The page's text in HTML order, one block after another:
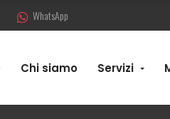
WhatsApp
Chi siamo Servizi